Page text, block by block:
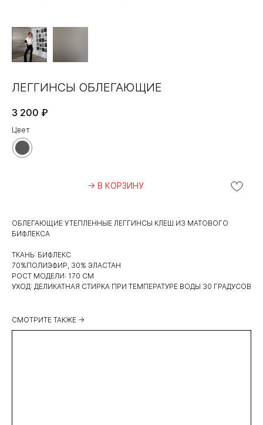
ЛЕГГИНСЫ ОБЛЕГАЮЩИЕ
3 200 ₽
Цвет
→ В КОРЗИНУ
ОБЛЕГАЮЩИЕ УТЕПЛЕННЫЕ ЛЕГГИНСЫ КЛЕШ ИЗ МАТОВОГО
БИФЛЕКСА
ТКАНЬ: БИФЛЕКС
70%ПОЛИЭФИР, 30% ЭЛАСТАН
РОСТ МОДЕЛИ: 170 СМ
УХОД: ДЕЛИКАТНАЯ СТИРКА ПРИ ТЕМПЕРАТУРЕ ВОДЫ 30 ГРАДУСОВ
СМОТРИТЕ ТАКЖЕ →